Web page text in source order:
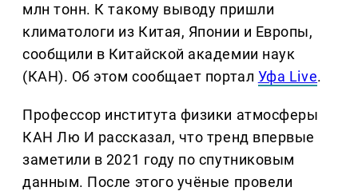
млн тонн. К такому выводу пришли
климатологи из Китая, Японии и Европы,
сообщили в Китайской академии наук
(КАН). Об этом сообщает портал Уфа Live.
Профессор института физики атмосферы
КАН Лю И рассказал, что тренд впервые
заметили в 2021 году по спутниковым
данным. После этого учёные провели